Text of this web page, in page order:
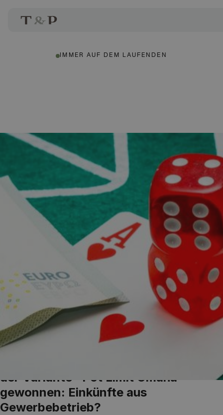
IMMER AUF DEM LAUFENDEN
Christoph Treml
der Variante "Pot Limit Omaha"
gewonnen: Einkünfte aus
Gewerbebetrieb?